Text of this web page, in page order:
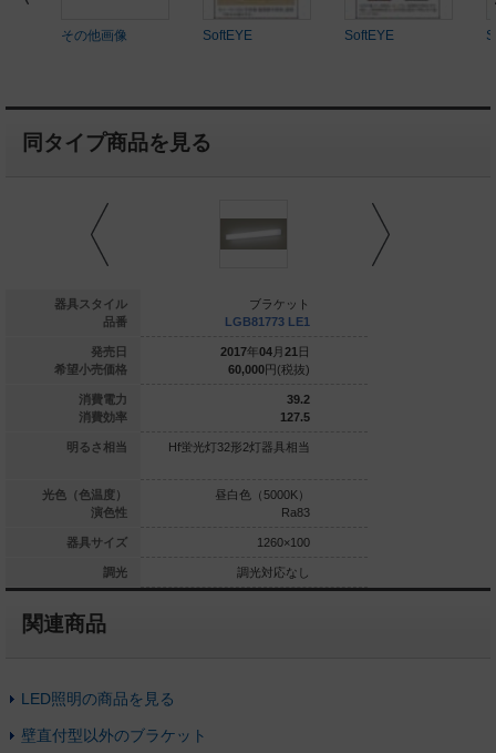
その他画像 SoftEYE SoftEYE
同タイプ商品を見る
器具スタイル
品番
発売日
希望小売価格
消費電力
消費効率
明るさ相当
光色（色温度）
演色性
器具サイズ
調光
ブラケット
円(税抜)
4.9
96.9
形1灯器具相当
色（3500K）
110×50
ブラケット
LGB81773 LE1
2017年04 月 21 日
60,000円(税抜)
39.2
127.5
Hf蛍光灯32形2灯器具相当
昼白色（5000K）
Ra83
1260×100
調光対応なし
関連商品
LED照明の商品を見る
壁直付型以外のブラケット